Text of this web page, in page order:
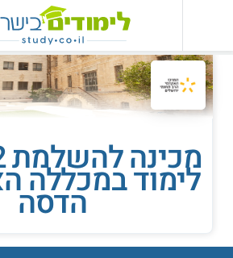
לימוד במכללה
הדסה